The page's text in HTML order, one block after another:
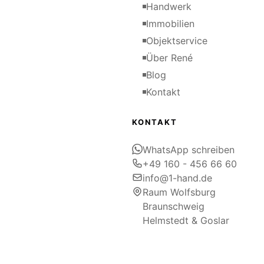
Handwerk
Immobilien
Objektservice
Über René
Blog
Kontakt
KONTAKT
WhatsApp schreiben
+49 160 - 456 66 60
info@1-hand.de
Raum Wolfsburg
Braunschweig
Helmstedt & Goslar